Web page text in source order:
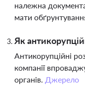
належна
мати
Як
Антикорупційні
компанії
органів. Джерело